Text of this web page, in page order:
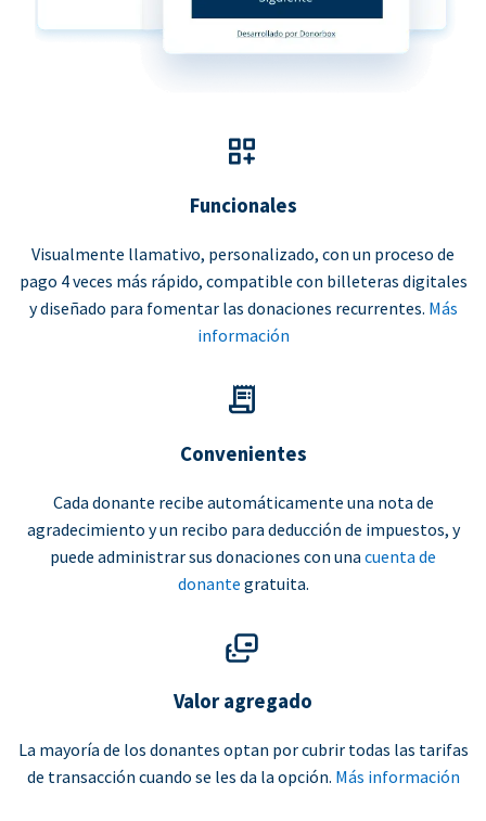
Funcionales
Visualmente llamativo, personalizado, con un proceso de
pago 4 veces más rápido, compatible con billeteras digitales
y diseñado para fomentar las donaciones recurrentes. Más
información
Convenientes
Cada donante recibe automáticamente una nota de
agradecimiento y un recibo para deducción de impuestos, y
puede administrar sus donaciones con una cuenta de
donante gratuita.
Valor agregado
La mayoría de los donantes optan por cubrir todas las tarifas
de transacción cuando se les da la opción. Más información